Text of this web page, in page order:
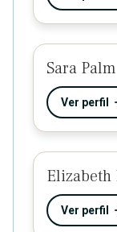
Sara Palm
Ver perfil
Elizabeth
Ver perfil